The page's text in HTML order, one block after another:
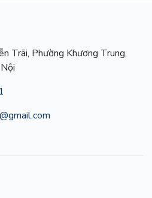
Trãi, Phường Khương Trung,